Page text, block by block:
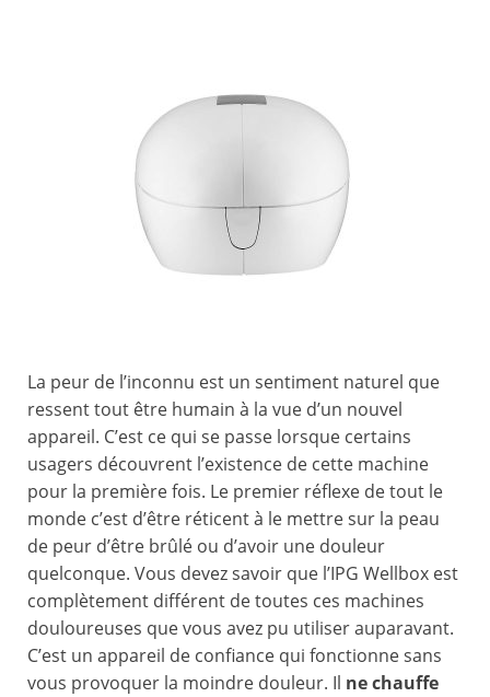
La peur de l’inconnu est un sentiment naturel que
ressent tout être humain à la vue d’un nouvel
appareil. C’est ce qui se passe lorsque certains
usagers découvrent l’existence de cette machine
pour la première fois. Le premier réflexe de tout le
monde c’est d’être réticent à le mettre sur la peau
de peur d’être brûlé ou d’avoir une douleur
quelconque. Vous devez savoir que l’IPG Wellbox est
complètement différent de toutes ces machines
douloureuses que vous avez pu utiliser auparavant.
C’est un appareil de confiance qui fonctionne sans
vous provoquer la moindre douleur. Il ne chauffe